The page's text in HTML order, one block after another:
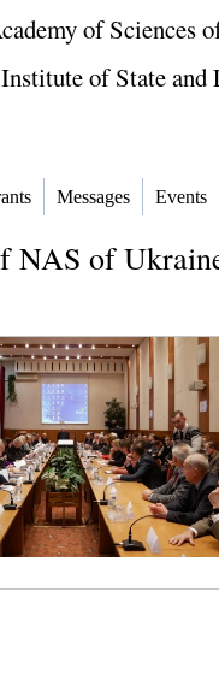
of Sciences
of State
Messages Events
NAS of